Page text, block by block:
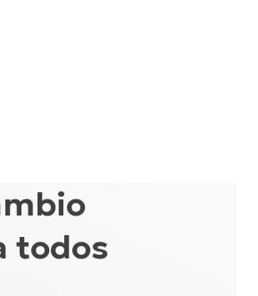
todos